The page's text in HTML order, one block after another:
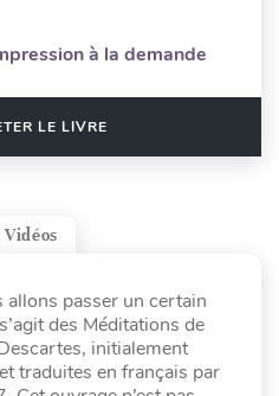
à la demande
LE LIVRE
Vidéos
allons passer un certain
des Méditations de
initialement
traduites en français par